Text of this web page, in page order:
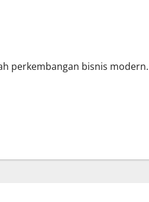
perkembangan bisnis